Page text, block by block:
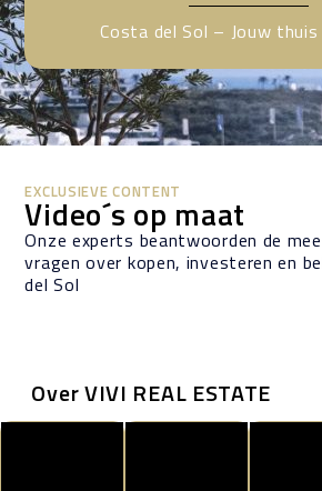
Costa del Sol – Jouw
EXCLUSIEVE CONTENT
Video´s op maat
Onze experts beantwoorden de
vragen over kopen, investeren en
del Sol
Over VIVI REAL ESTATE